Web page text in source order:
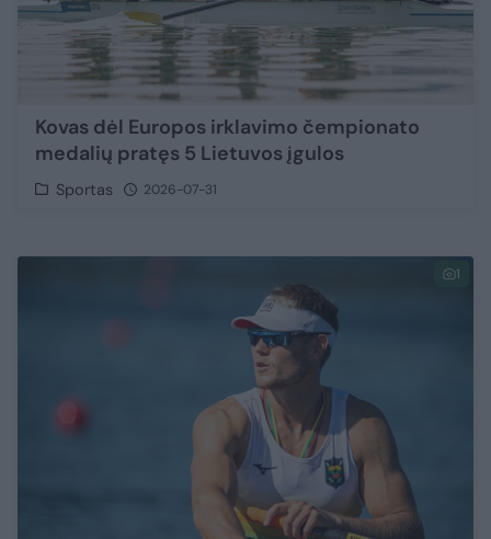
Kovas dėl Europos irklavimo čempionato
medalių pratęs 5 Lietuvos įgulos
Sportas 2026-07-31
1